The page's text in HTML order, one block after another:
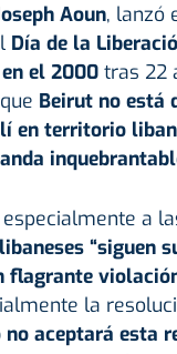
Aoun, lanzó
Día de la
el 2000 tras 22
Beirut no está
en territorio
a
“siguen
flagrante
la
no aceptará esta